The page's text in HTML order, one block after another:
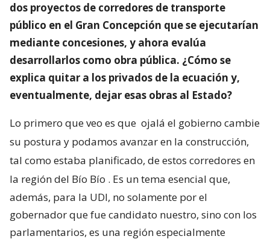
dos proyectos de corredores de transporte
público en el Gran Concepción que se ejecutarían
mediante concesiones, y ahora evalúa
desarrollarlos como obra pública. ¿Cómo se
explica quitar a los privados de la ecuación y,
eventualmente, dejar esas obras al Estado?
Lo primero que veo es que ojalá el gobierno cambie
su postura y podamos avanzar en la construcción,
tal como estaba planificado, de estos corredores en
la región del Bío Bío . Es un tema esencial que,
además, para la UDI, no solamente por el
gobernador que fue candidato nuestro, sino con los
parlamentarios, es una región especialmente